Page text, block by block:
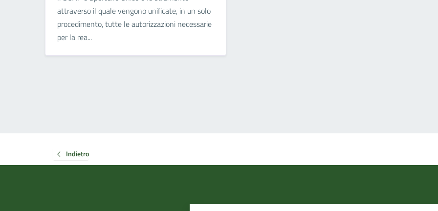
attraverso il quale vengono unificate, in un solo
procedimento, tutte le autorizzazioni necessarie
per la rea...
Indietro